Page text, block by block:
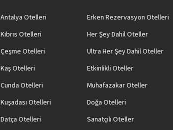
Antalya Otelleri
Kıbrıs Otelleri
Çeşme Otelleri
Kaş Otelleri
Cunda Otelleri
Kuşadası Otelleri
Datça Otelleri
Erken Rezervasyon Otelleri
Her Şey Dahil Oteller
Ultra Her Şey Dahil Oteller
Etkinlikli Oteller
Muhafazakar Oteller
Doğa Otelleri
Sanatçılı Oteller